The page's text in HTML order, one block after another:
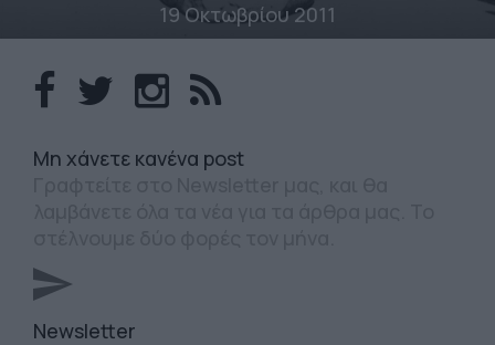
19 Οκτωβρίου 2011
Mη χάνετε κανένα post
Newsletter